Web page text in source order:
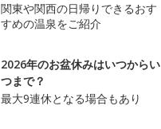
関東や関西の日帰りできるおす
すめの温泉をご紹介
2026年のお盆休みはいつからい
つまで？
最大9連休となる場合もあり